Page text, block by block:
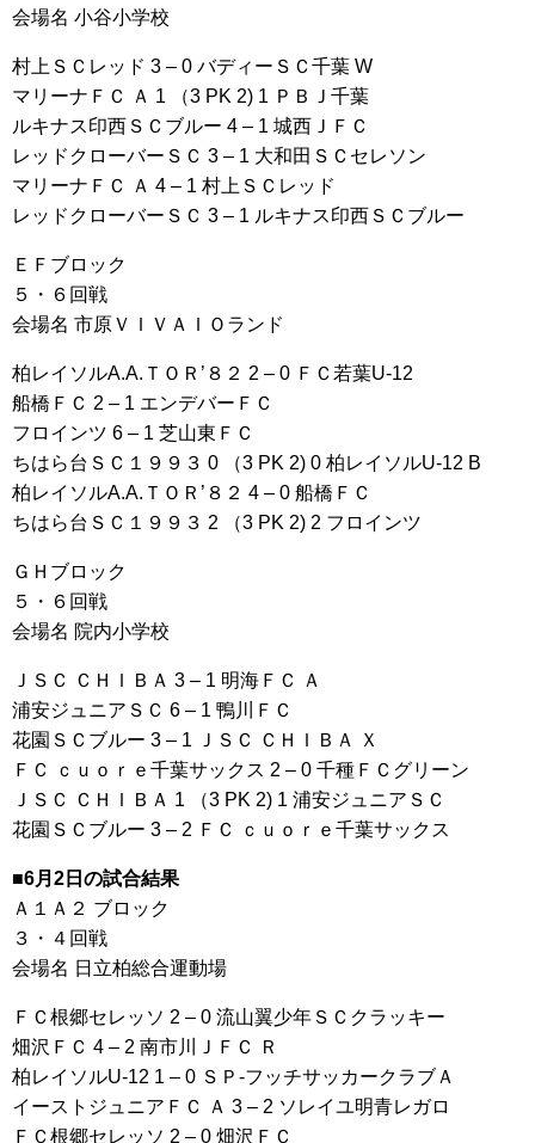
会場名 小谷小学校
村上ＳＣレッド 3 – 0 バディーＳＣ千葉 W
マリーナＦＣ Ａ 1 （3 PK 2) 1 ＰＢＪ千葉
ルキナス印西ＳＣブルー 4 – 1 城西ＪＦＣ
レッドクローバーＳＣ 3 – 1 大和田ＳＣセレソン
マリーナＦＣ Ａ 4 – 1 村上ＳＣレッド
レッドクローバーＳＣ 3 – 1 ルキナス印西ＳＣブルー
ＥＦブロック
５・６回戦
会場名 市原ＶＩＶＡＩＯランド
柏レイソルA.A.ＴＯＲ’８２ 2 – 0 ＦＣ若葉U-12
船橋ＦＣ 2 – 1 エンデバーＦＣ
フロインツ 6 – 1 芝山東ＦＣ
ちはら台ＳＣ１９９３ 0 （3 PK 2) 0 柏レイソルU-12 B
柏レイソルA.A.ＴＯＲ’８２ 4 – 0 船橋ＦＣ
ちはら台ＳＣ１９９３ 2 （3 PK 2) 2 フロインツ
ＧＨブロック
５・６回戦
会場名 院内小学校
ＪＳＣ ＣＨＩＢＡ 3 – 1 明海ＦＣ Ａ
浦安ジュニアＳＣ 6 – 1 鴨川ＦＣ
花園ＳＣブルー 3 – 1 ＪＳＣ ＣＨＩＢＡ Ｘ
ＦＣ ｃｕｏｒｅ千葉サックス 2 – 0 千種ＦＣグリーン
ＪＳＣ ＣＨＩＢＡ 1 （3 PK 2) 1 浦安ジュニアＳＣ
花園ＳＣブルー 3 – 2 ＦＣ ｃｕｏｒｅ千葉サックス
■6月2日の試合結果
Ａ１Ａ２ ブロック
３・４回戦
会場名 日立柏総合運動場
ＦＣ根郷セレッソ 2 – 0 流山翼少年ＳＣクラッキー
畑沢ＦＣ 4 – 2 南市川ＪＦＣ Ｒ
柏レイソルU-12 1 – 0 ＳＰ-フッチサッカークラブＡ
イーストジュニアＦＣ Ａ 3 – 2 ソレイユ明青レガロ
ＦＣ根郷セレッソ 2 – 0 畑沢ＦＣ